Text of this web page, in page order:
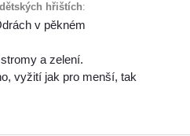
dětských hřištích:
v pěkném
a zelení.
vyžití jak pro menší, tak